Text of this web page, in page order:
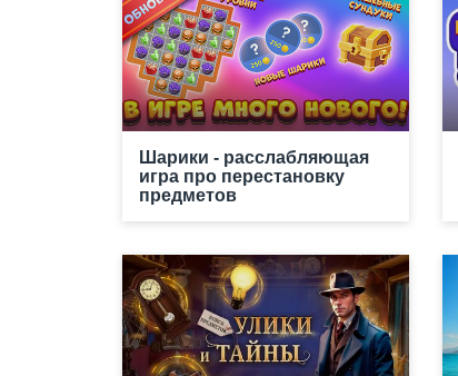
Шарики - расслабляющая
игра про перестановку
предметов